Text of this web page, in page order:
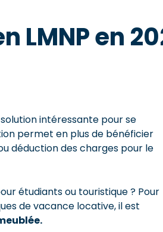
LMNP en
intéressante pour se
permet en plus de bénéficier
déduction des charges pour le
étudiants ou touristique ? Pour
de vacance locative, il est